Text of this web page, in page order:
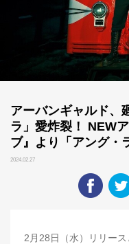
アーバンギャルド、
ラ」愛炸裂！ NEW
ブ』より「アング・
2024.02.27
2月28日（水）リリース